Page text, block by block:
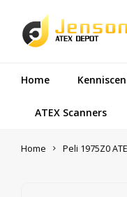
Home
ATEX Scanners
Home Peli 1975Z0